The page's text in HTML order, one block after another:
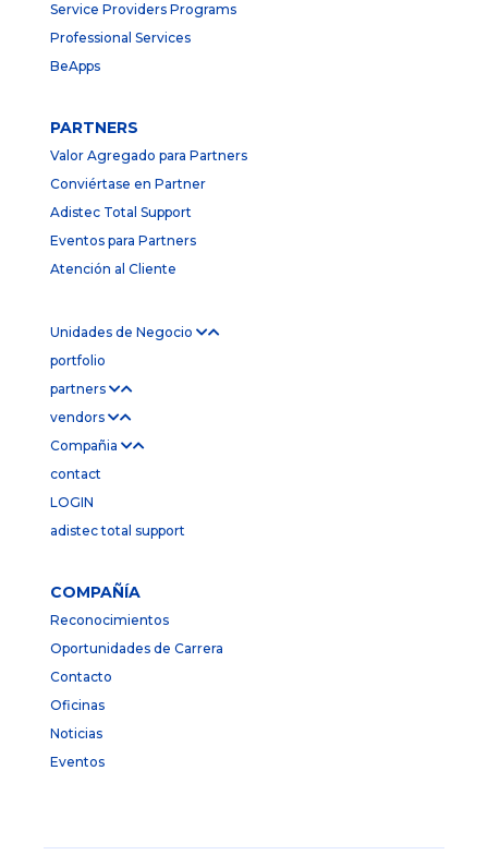
Service Providers Programs
Professional Services
BeApps
PARTNERS
Valor Agregado para Partners
Conviértase en Partner
Adistec Total Support
Eventos para Partners
Atención al Cliente
Unidades de Negocio
portfolio
partners
vendors
Compañia
contact
LOGIN
adistec total support
COMPAÑÍA
Reconocimientos
Oportunidades de Carrera
Contacto
Oficinas
Noticias
Eventos